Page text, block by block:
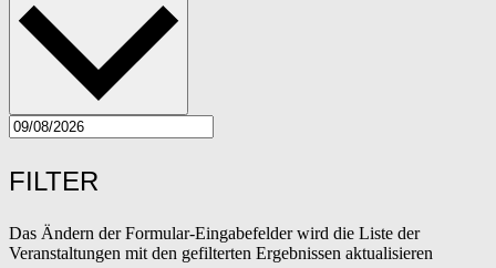
FILTER
Das Ändern der Formular-Eingabefelder wird die Liste der
Veranstaltungen mit den gefilterten Ergebnissen aktualisieren